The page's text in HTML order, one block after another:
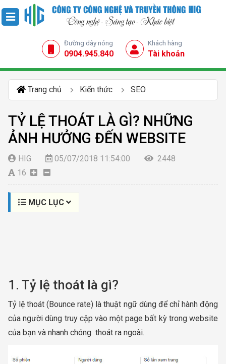
Đường dây nóng
0904.945.840
Khách hàng
Tài khoản
Trang chủ Kiến thức SEO
TỶ LỆ THOÁT LÀ GÌ? NHỮNG
ẢNH HƯỞNG ĐẾN WEBSITE
HIG 05/07/2018 11:54:00
2448
16
MỤC LỤC
1. Tỷ lệ thoát là gì?
Tỷ lệ thoát (Bounce rate) là thuật ngữ dùng để chỉ hành động
của người dùng truy cập vào một page bất kỳ trong website
của bạn và nhanh chóng thoát ra ngoài.